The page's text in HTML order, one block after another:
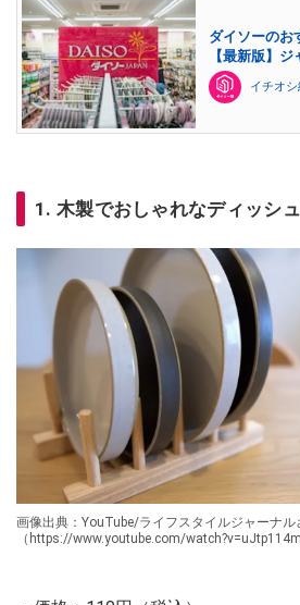
ダイソーのお
【最新版】ジ
イチオ
1. 木製でおしゃれなディッシ
画像出典：YouTube/ライフスタイルジャーナル
（https://www.youtube.com/